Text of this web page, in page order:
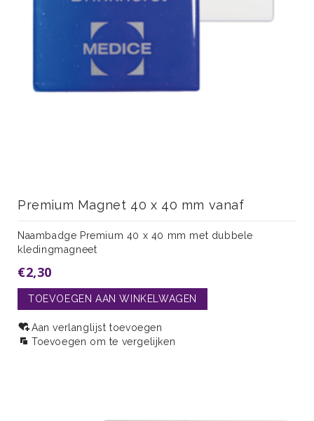
Premium Magnet 40 x 40 mm vanaf
Naambadge Premium 40 x 40 mm met dubbele
kledingmagneet
€2,30
TOEVOEGEN AAN WINKELWAGEN
Aan verlanglijst toevoegen
Toevoegen om te vergelijken